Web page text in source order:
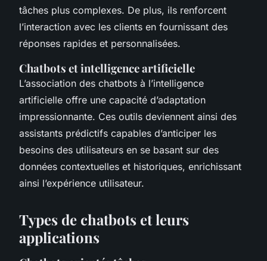
tâches plus complexes. De plus, ils renforcent
l’interaction avec les clients en fournissant des
réponses rapides et personnalisées.
Chatbots et intelligence artificielle
L’association des chatbots à l’intelligence
artificielle offre une capacité d’adaptation
impressionnante. Ces outils deviennent ainsi des
assistants prédictifs capables d’anticiper les
besoins des utilisateurs en se basant sur des
données contextuelles et historiques, enrichissant
ainsi l’expérience utilisateur.
Types de chatbots et leurs
applications